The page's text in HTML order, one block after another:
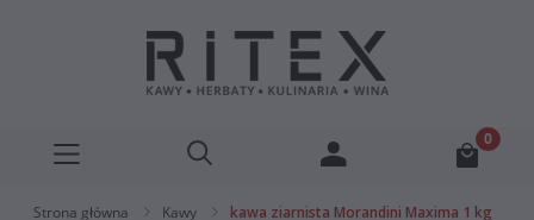
Strona główna Kawy
kawa ziarnista Morandini Maxima 1 kg